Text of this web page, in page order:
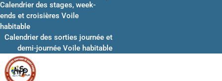
Calendrier des stages, week-
ends et croisières Voile
habitable
Calendrier des sorties journée et
demi-journée Voile habitable